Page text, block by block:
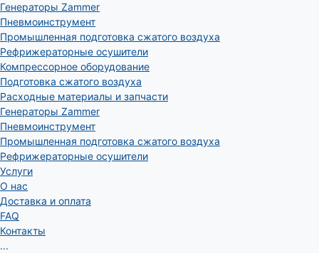
Генераторы Zammer
Пневмоинструмент
Промышленная подготовка сжатого воздуха
Рефрижераторные осушители
Компрессорное оборудование
Подготовка сжатого воздуха
Расходные материалы и запчасти
Генераторы Zammer
Пневмоинструмент
Промышленная подготовка сжатого воздуха
Рефрижераторные осушители
Услуги
О нас
Доставка и оплата
FAQ
Контакты
...